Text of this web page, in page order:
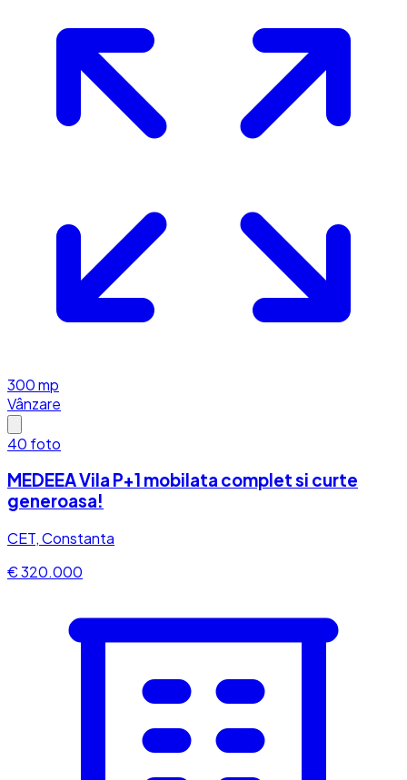
300mp
Vânzare
40 foto
MEDEEA Vila P+1 mobilata complet si curte
generoasa!
CET, Constanta
€ 320.000